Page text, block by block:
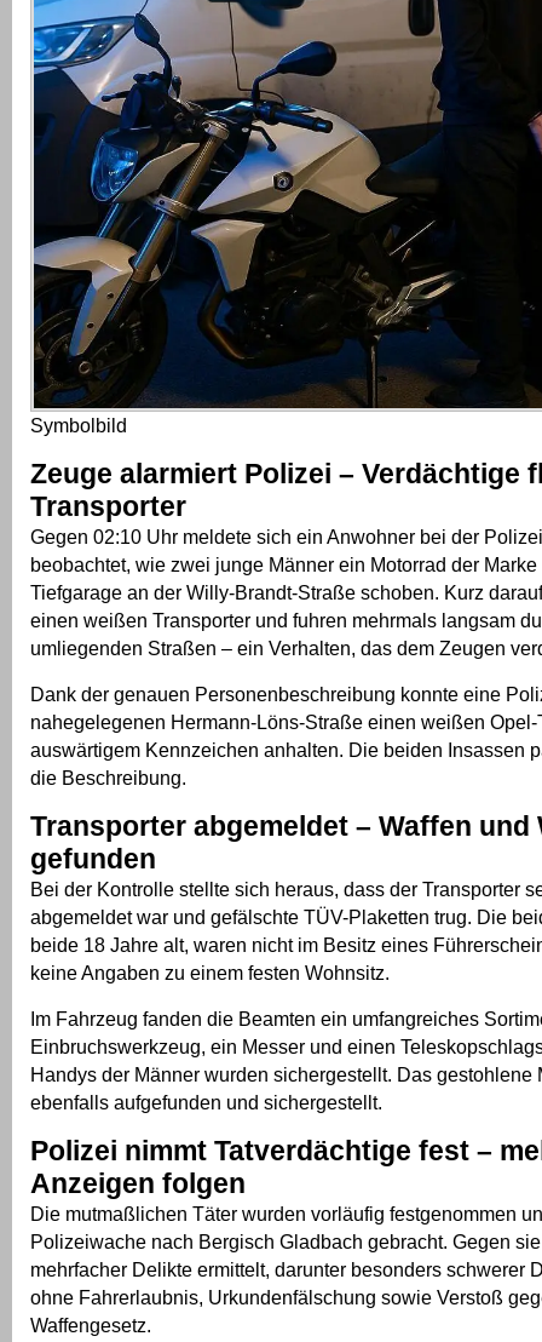
Symbolbild
Zeuge alarmiert Polizei – Verdächtige
Transporter
Gegen 02:10 Uhr meldete sich ein Anwohner bei der
beobachtet, wie zwei junge Männer ein Motorrad der
Tiefgarage an der Willy-Brandt-Straße schoben. Kurz
einen weißen Transporter und fuhren mehrmals langsam
umliegenden Straßen – ein Verhalten, das dem Zeugen
Dank der genauen Personenbeschreibung konnte eine
nahegelegenen Hermann-Löns-Straße einen weißen Opel-
auswärtigem Kennzeichen anhalten. Die beiden Insassen
die Beschreibung.
Transporter abgemeldet – Waffen und
gefunden
Bei der Kontrolle stellte sich heraus, dass der Transporter
abgemeldet war und gefälschte TÜV-Plaketten trug. Die
beide 18 Jahre alt, waren nicht im Besitz eines
keine Angaben zu einem festen Wohnsitz.
Im Fahrzeug fanden die Beamten ein umfangreiches
Einbruchswerkzeug, ein Messer und einen
Handys der Männer wurden sichergestellt. Das gestohlene
ebenfalls aufgefunden und sichergestellt.
Polizei nimmt Tatverdächtige fest –
Anzeigen folgen
Die mutmaßlichen Täter wurden vorläufig festgenommen
Polizeiwache nach Bergisch Gladbach gebracht. Gegen
mehrfacher Delikte ermittelt, darunter besonders schwerer
ohne Fahrerlaubnis, Urkundenfälschung sowie Verstoß
Waffengesetz.